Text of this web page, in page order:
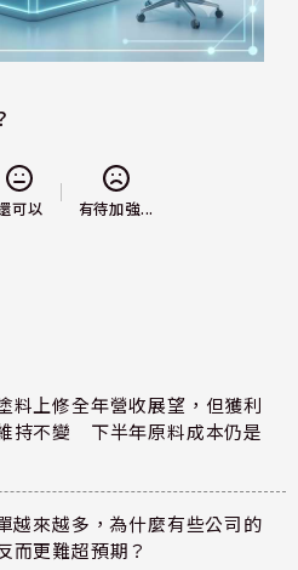
可以 有待加強...
料上修全年營收展望，但獲利
持不變 下半年原料成本仍是
越來越多，為什麼有些公司的
而更難超預期？